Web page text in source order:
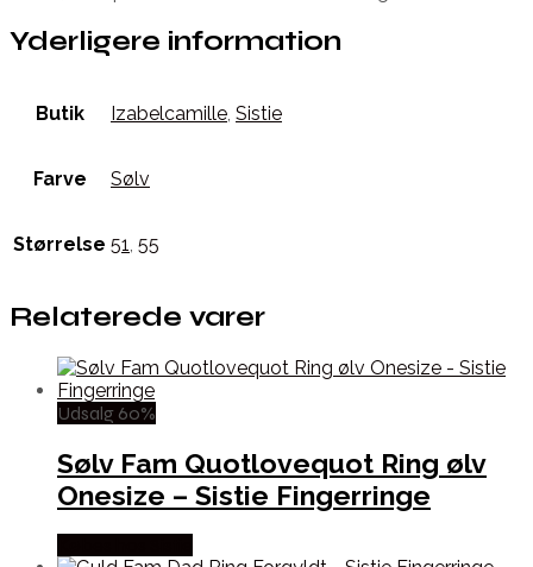
Yderligere information
Butik Izabelcamille, Sistie
Farve Sølv
Størrelse 51, 55
Relaterede varer
Udsalg 60%
Sølv Fam Quotlovequot Ring ølv
Onesize – Sistie Fingerringe